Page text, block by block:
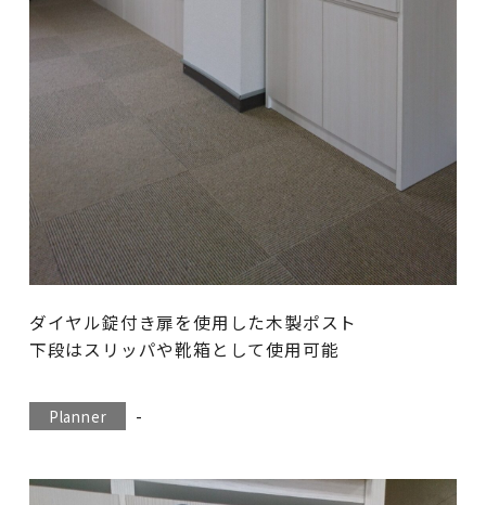
ダイヤル錠付き扉を使用した木製ポスト
下段はスリッパや靴箱として使用可能
Planner -